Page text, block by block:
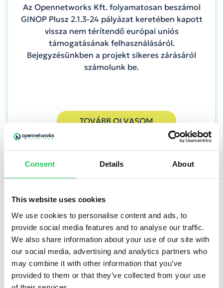
Consent Details About
This website uses cookies
We use cookies to personalise content and ads, to
provide social media features and to analyse our traffic.
We also share information about your use of our site with
our social media, advertising and analytics partners who
may combine it with other information that you’ve
provided to them or that they’ve collected from your use
Az Opennetworks Kft. folyamatosan beszámol
GINOP Plusz 2.1.3-24 pályázat keretében kapott
vissza nem térítendő európai uniós
támogatásának felhasználásáról.
Bejegyzésünkben a projekt sikeres zárásáról
számolunk be.
TOVÁBB OLVASOM